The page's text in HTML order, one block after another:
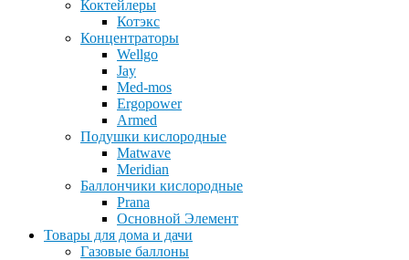
Коктейлеры
Котэкс
Концентраторы
Wellgo
Jay
Med-mos
Ergopower
Armed
Подушки кислородные
Matwave
Meridian
Баллончики кислородные
Prana
Основной Элемент
Товары для дома и дачи
Газовые баллоны